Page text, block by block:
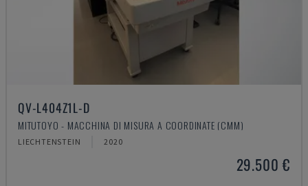
QV-L404Z1L-D
MITUTOYO - MACCHINA DI MISURA A COORDINATE (CMM)
LIECHTENSTEIN 2020
29.500 €